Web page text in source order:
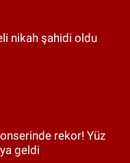
nikah şahidi oldu
rekor! Yüz
geldi